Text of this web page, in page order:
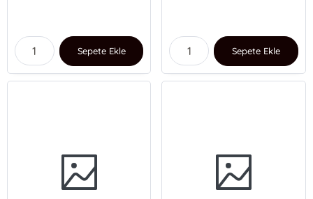
Sepete Ekle Sepete Ekle